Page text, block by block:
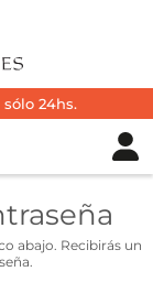
24hs.
abajo. Recibirás un